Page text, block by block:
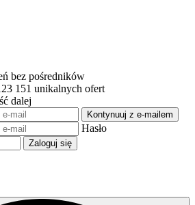
bez pośredników
151 unikalnych ofert
dalej
Kontynuuj z e-mailem
Hasło
Zaloguj się